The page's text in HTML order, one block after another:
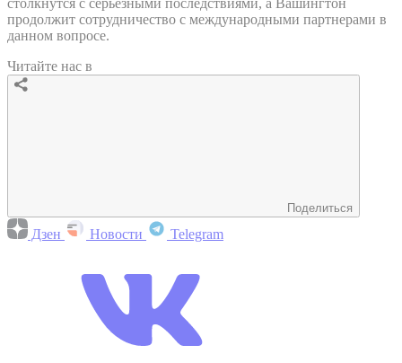
продолжит сотрудничество с международными партнерами в
данном вопросе.
Читайте нас в
Поделиться
Дзен Новости Telegram